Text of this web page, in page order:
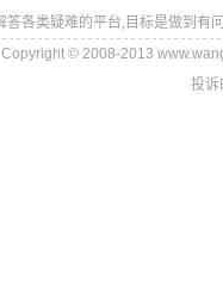
答各类疑难的平台,目标是做到有
Copyright © 2008-2013
投诉